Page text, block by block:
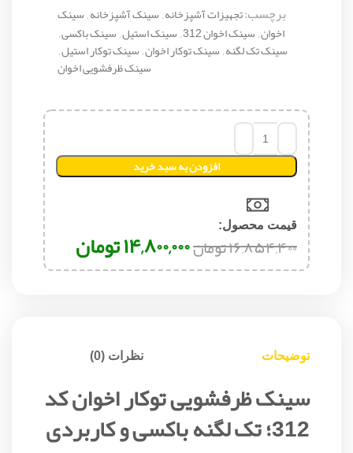
برچسب:تجهیزات آشپزخانه,سینک آشپزخانه,سینک
اخوان,سینک اخوان 312 ,سینک استیل,سینک باکسی,
سینک تک لگنه,سینک توکار اخوان,سینک توکار استیل,
سینک ظرفشویی اخوان
افزودن به سبد خرید
قیمت محصول:​
۱۶,۸۵۴,۴۰۰تومان۱۴,۸۰۰,۰۰۰تومان
توضیحات نظرات (0)
سینک ظرفشویی توکار اخوان کد
312؛ تک لگنه باکسی و کاربردی